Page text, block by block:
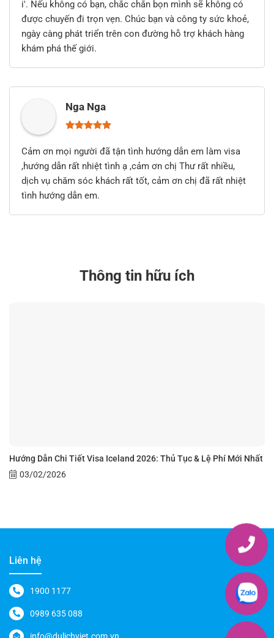
i'. Nếu không có bạn, chắc chắn bọn mình sẽ không có
được chuyến đi trọn vẹn. Chúc bạn và công ty sức khoẻ,
ngày càng phát triển trên con đường hỗ trợ khách hàng
khám phá thế giới.
Nga Nga
Cảm ơn mọi người đã tận tình hướng dẫn em làm visa
,hướng dẫn rất nhiệt tình ạ ,cảm ơn chị Thư rất nhiều,
dịch vụ chăm sóc khách rất tốt, cảm ơn chị đã rất nhiệt
tình hướng dẫn em.
Thông tin hữu ích
Hướng Dẫn Chi Tiết Visa Iceland 2026: Thủ Tục & Lệ Phí Mới Nhất
03/02/2026
Liên hệ
1900 1177
0989 635 088